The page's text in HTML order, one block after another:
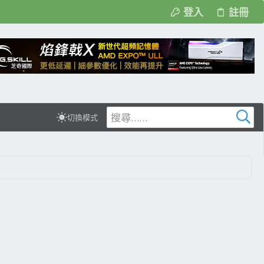
登入 註冊
切換模式